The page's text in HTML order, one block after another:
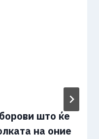
што ќе
на оние